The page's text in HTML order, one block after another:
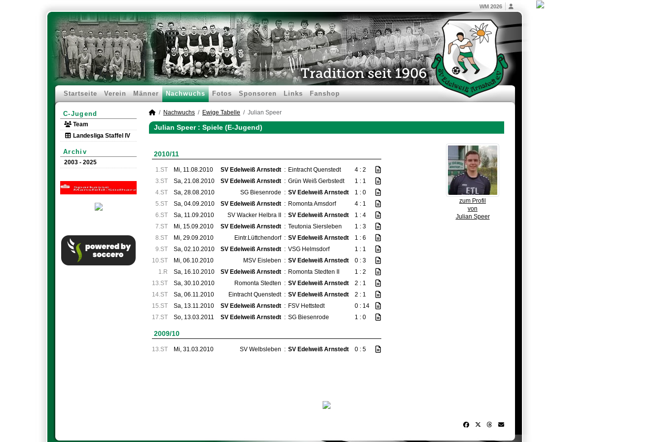
WM 2026
Startseite Verein Männer Nachwuchs Fotos Sponsoren Links Fanshop
C-Jugend
Team
Landesliga Staffel IV
Archiv
2003 - 2025
Nachwuchs Ewige Tabelle Julian Speer
Julian Speer : Spiele (E-Jugend)
zum Profil
von
Julian Speer
2010/11
1.ST Mi, 11.08.2010 SV Edelweiß Arnstedt : Eintracht Quenstedt
4 : 2
3.ST
Sa, 21.08.2010 SV Edelweiß Arnstedt : Grün Weiß Gerbstedt
1 : 1
4.ST
Sa, 28.08.2010 SG Biesenrode : SV Edelweiß Arnstedt
1 : 0
5.ST
Sa, 04.09.2010 SV Edelweiß Arnstedt : Romonta Amsdorf
4 : 1
6.ST
Sa, 11.09.2010 SV Wacker Helbra II : SV Edelweiß Arnstedt
1 : 4
7.ST
Mi, 15.09.2010 SV Edelweiß Arnstedt : Teutonia Siersleben
1 : 3
8.ST
Mi, 29.09.2010 Eintr.Lüttchendorf : SV Edelweiß Arnstedt
1 : 6
9.ST
Sa, 02.10.2010 SV Edelweiß Arnstedt : VSG Helmsdorf
1 : 1
10.ST
Mi, 06.10.2010 MSV Eisleben : SV Edelweiß Arnstedt
0 : 3
1.R
Sa, 16.10.2010 SV Edelweiß Arnstedt : Romonta Stedten II
1 : 2
13.ST
Sa, 30.10.2010 Romonta Stedten : SV Edelweiß Arnstedt
2 : 1
14.ST
Sa, 06.11.2010 Eintracht Quenstedt : SV Edelweiß Arnstedt
2 : 1
15.ST
Sa, 13.11.2010 SV Edelweiß Arnstedt : FSV Hettstedt
0 : 14
17.ST
So, 13.03.2011 SV Edelweiß Arnstedt : SG Biesenrode 1 : 0
2009/10
13.ST Mi, 31.03.2010 SV Welbsleben : SV Edelweiß Arnstedt 0 : 5